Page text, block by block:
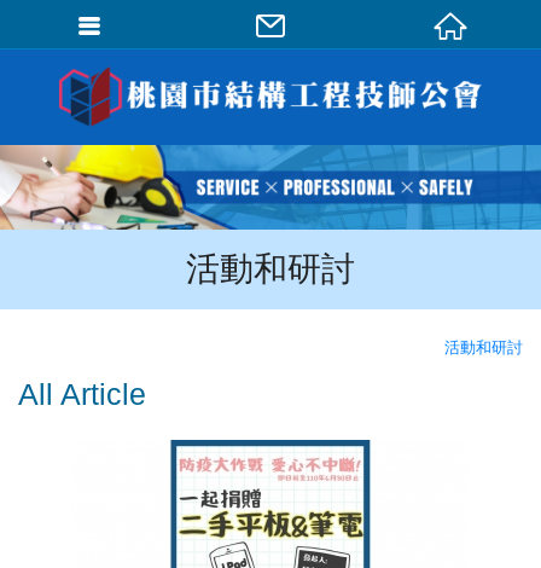
活動和研討
活動和研討
All Article
加入會員
忘記密碼
密碼修改
填寫匯款通知